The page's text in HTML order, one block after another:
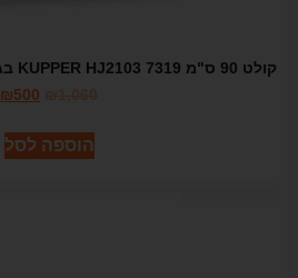
קולט 90 ס"מ KUPPER HJ2103 7319 בגימור קרם/צהוב – מתצוגה
₪500
הוספה לסל